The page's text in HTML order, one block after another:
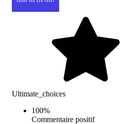
Ultimate_choices
100%
Commentaire positif